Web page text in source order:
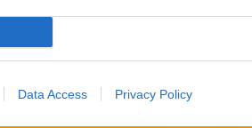
Data Access Privacy Policy
paradicsom